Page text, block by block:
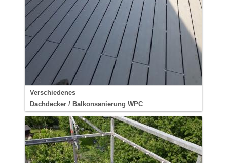
Verschiedenes
Dachdecker / Balkonsanierung WPC